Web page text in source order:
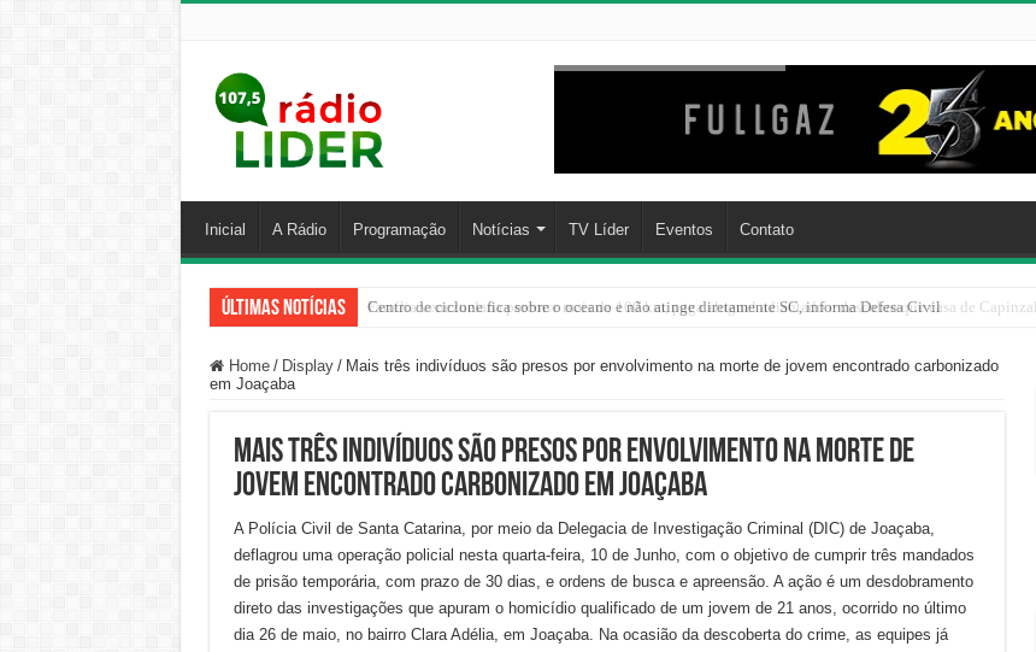
Inicial A Rádio Programação Notícias TV Líder Eventos Contato
Últimas Notícias Centro de ciclone fica sobre o oceano e não atinge diretamente SC, informa Defesa Civil
Home / Display / Mais três indivíduos são presos por envolvimento na morte de jovem encontrado carbonizado
em Joaçaba
Mais três indivíduos são presos por envolvimento na morte de
jovem encontrado carbonizado em Joaçaba
A Polícia Civil de Santa Catarina, por meio da Delegacia de Investigação Criminal (DIC) de Joaçaba,
deflagrou uma operação policial nesta quarta-feira, 10 de Junho, com o objetivo de cumprir três mandados
de prisão temporária, com prazo de 30 dias, e ordens de busca e apreensão. A ação é um desdobramento
direto das investigações que apuram o homicídio qualificado de um jovem de 21 anos, ocorrido no último
dia 26 de maio, no bairro Clara Adélia, em Joaçaba. Na ocasião da descoberta do crime, as equipes já